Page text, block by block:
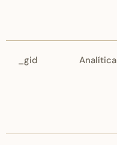
_gid Analítica